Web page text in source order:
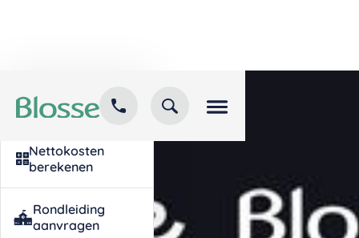
Kind inschrijven
opvang
Nettokosten
berekenen
Rondleiding
aanvragen